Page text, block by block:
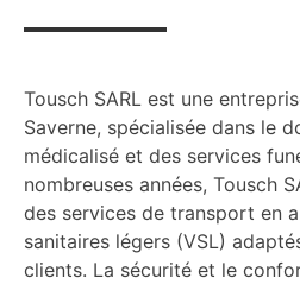
Tousch SARL est une
Saverne, spécialisée dans le
médicalisé et des services
nombreuses années, Tousch
des services de transport en
sanitaires légers (VSL)
clients. La sécurité et le